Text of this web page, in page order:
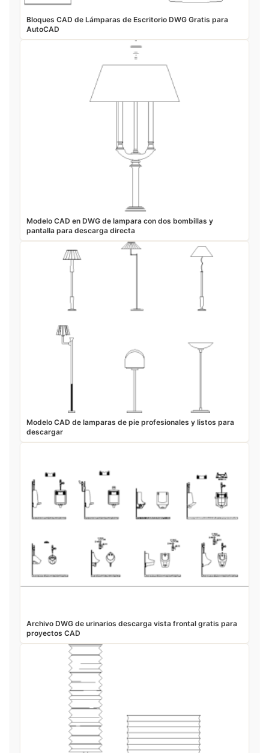
Bloques CAD de Lámparas de Escritorio DWG Gratis para
AutoCAD
Modelo CAD en DWG de lampara con dos bombillas y
pantalla para descarga directa
Modelo CAD de lamparas de pie profesionales y listos para
descargar
Archivo DWG de urinarios descarga vista frontal gratis para
proyectos CAD